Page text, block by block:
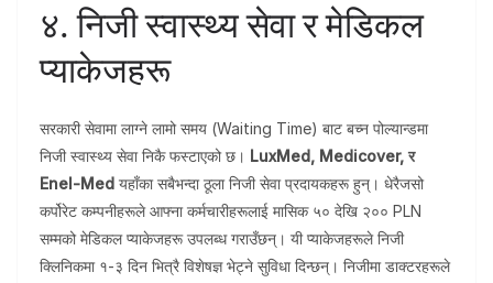
४. निजी स्वास्थ्य सेवा र मेडिकल
प्याकेजहरू
सरकारी सेवामा लाग्ने लामो समय (Waiting Time) बाट बच्न पोल्यान्डमा
निजी स्वास्थ्य सेवा निकै फस्टाएको छ। LuxMed, Medicover, र
Enel-Med यहाँका सबैभन्दा ठूला निजी सेवा प्रदायकहरू हुन्। धेरैजसो
कर्पोरेट कम्पनीहरूले आफ्ना कर्मचारीहरूलाई मासिक ५० देखि २०० PLN
सम्मको मेडिकल प्याकेजहरू उपलब्ध गराउँछन्। यी प्याकेजहरूले निजी
क्लिनिकमा १-३ दिन भित्रै विशेषज्ञ भेट्ने सुविधा दिन्छन्। निजीमा डाक्टरहरूले